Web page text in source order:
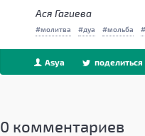
Ася Гагиева
молитва дуа мольба
Asya поделиться
0 комментариев